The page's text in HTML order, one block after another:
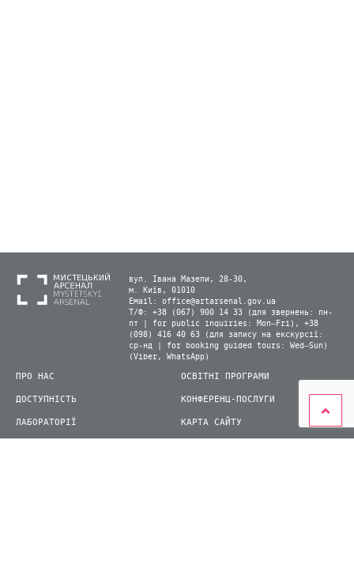
вул. Івана Мазепи, 28-30,
м. Київ, 01010
Email: office@artarsenal.gov.ua
Т/Ф: +38 (067) 900 14 33 (для звернень: пн-
пт | for public inquiries: Mon–Fri), +38
(098) 416 40 63 (для запису на екскурсії:
ср-нд | for booking guided tours: Wed–Sun)
(Viber, WhatsApp)
ПРО НАС
ДОСТУПНІСТЬ
ЛАБОРАТОРІЇ
ОСВІТНІ ПРОГРАМИ
КОНФЕРЕНЦ-ПОСЛУГИ
КАРТА САЙТУ